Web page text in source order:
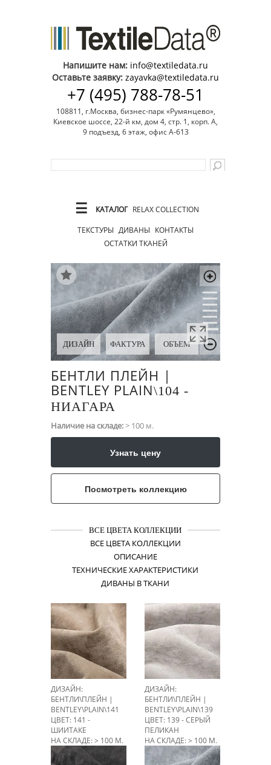
Напишите нам: info@textiledata.ru
Оставьте заявку: zayavka@textiledata.ru
+7 (495) 788-78-51
108811, г.Москва, бизнес-парк «Румянцево»,
Киевское шоссе, 22-й км, дом 4, стр. 1, корп. А,
9 подъезд, 6 этаж, офис А-613
☰ КАТАЛОГ RELAX COLLECTION
ТЕКСТУРЫ ДИВАНЫ КОНТАКТЫ
ОСТАТКИ ТКАНЕЙ
ДИЗАЙН ФАКТУРА ОБЪЕМ
БЕНТЛИ ПЛЕЙН |
BENTLEY PLAIN\​104 -
НИАГАРА
Наличие на складе:> 100 м.
Узнать цену
Посмотреть коллекцию
ВСЕ ЦВЕТА КОЛЛЕКЦИИ
ВСЕ ЦВЕТА КОЛЛЕКЦИИ
ОПИСАНИЕ
ТЕХНИЧЕСКИЕ ХАРАКТЕРИСТИКИ
ДИВАНЫ В ТКАНИ
ДИЗАЙН:
БЕНТЛИ\ПЛЕЙН |
BENTLEY\PLAIN\141
ЦВЕТ: 141 -
ШИИТАКЕ
НА СКЛАДЕ: > 100 М.
ДИЗАЙН:
БЕНТЛИ\ПЛЕЙН |
BENTLEY\PLAIN\139
ЦВЕТ: 139 - СЕРЫЙ
ПЕЛИКАН
НА СКЛАДЕ: > 100 М.